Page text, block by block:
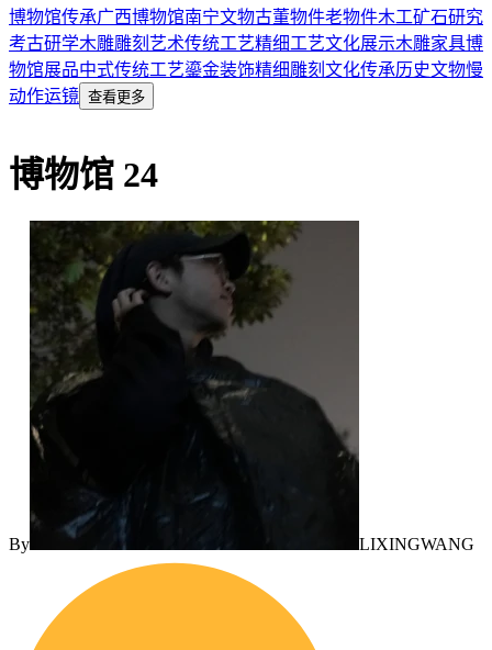
博物馆传承广西博物馆南宁文物古董物件老物件木工矿石研究
考古研学木雕雕刻艺术传统工艺精细工艺文化展示木雕家具博
物馆展品中式传统工艺鎏金装饰精细雕刻 文化传承历史文物慢
动作运镜 查看更多
博物馆 24
By LIXINGWANG